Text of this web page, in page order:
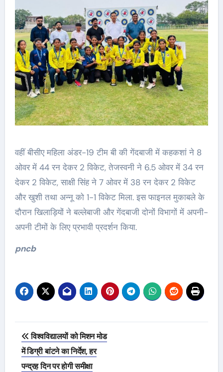
वहीं बीसीए महिला अंडर-19 टीम बी की गेंदबाजी में कहकशां ने 8
ओवर में 44 रन देकर 2 विकेट, तेजस्वनी ने 6.5 ओवर में 34 रन
देकर 2 विकेट, साक्षी सिंह ने 7 ओवर में 38 रन देकर 2 विकेट
और खुशी तथा अन्नू को 1-1 विकेट मिला. इस फाइनल मुकाबले के
दौरान खिलाड़ियों ने बल्लेबाजी और गेंदबाजी दोनों विभागों में अपनी-
अपनी टीमों के लिए प्रभावी प्रदर्शन किया.
pncb
Post
navigation
विश्वविद्यालयों को मिशन मोड
में डिग्री बांटने का निर्देश, हर
पन्द्रह दिन पर होगी समीक्षा